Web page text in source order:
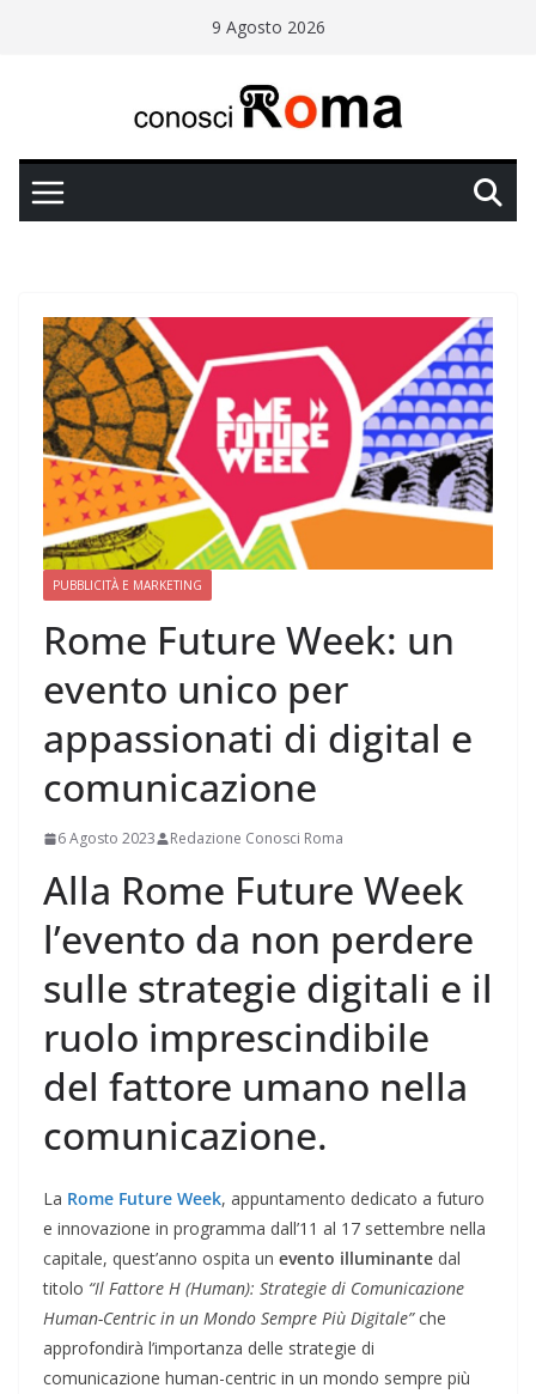
9 Agosto 2026
PUBBLICITÀ E MARKETING
Rome Future Week: un
evento unico per
appassionati di digital e
comunicazione
6 Agosto 2023 Redazione Conosci Roma
Alla Rome Future Week
l’evento da non perdere
sulle strategie digitali e il
ruolo imprescindibile
del fattore umano nella
comunicazione.
La Rome Future Week, appuntamento dedicato a futuro
e innovazione in programma dall’11 al 17 settembre nella
capitale, quest’anno ospita un evento illuminante dal
titolo “Il Fattore H (Human): Strategie di Comunicazione
Human-Centric in un Mondo Sempre Più Digitale”che
approfondirà l’importanza delle strategie di
comunicazione human-centric in un mondo sempre più